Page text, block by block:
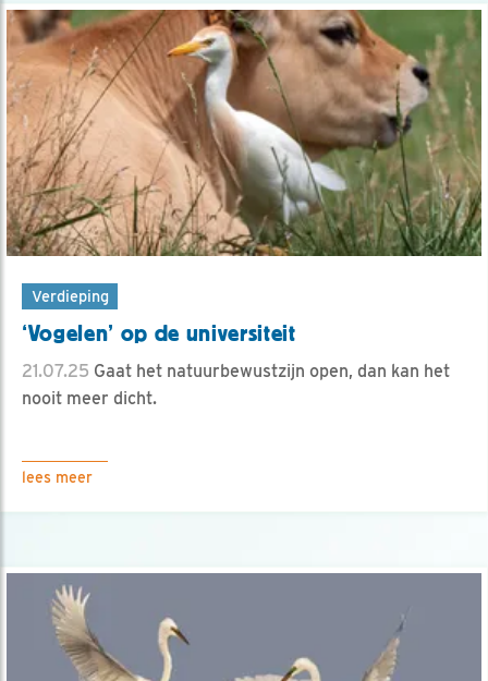
Verdieping
‘Vogelen’ op de universiteit
21.07.25 Gaat het natuurbewustzijn open, dan kan het
nooit meer dicht.
lees meer